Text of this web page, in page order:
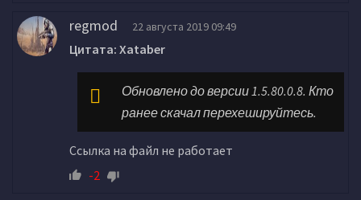
regmod 22 августа 2019 09:49
Цитата: Xataber
Обновлено до версии 1.5.80.0.8. Кто
ранее скачал перехешируйтесь.
Ссылка на файл не работает
-2